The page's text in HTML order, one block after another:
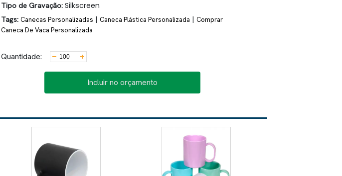
Tipo de Gravação: Silkscreen
Tags: Canecas Personalizadas | Caneca Plástica Personalizada | Comprar
Caneca De Vaca Personalizada
Quantidade:
Incluir no orçamento